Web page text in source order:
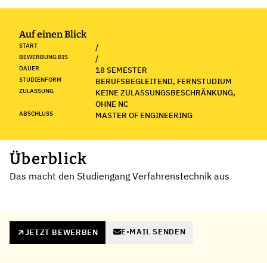
Auf einen Blick
START /
BEWERBUNG BIS /
DAUER 18 SEMESTER
STUDIENFORM BERUFSBEGLEITEND, FERNSTUDIUM
ZULASSUNG
KEINE ZULASSUNGSBESCHRÄNKUNG,
OHNE NC
ABSCHLUSS MASTER OF ENGINEERING
Überblick
Das macht den Studiengang Verfahrenstechnik aus
JETZT BEWERBEN E-MAIL SENDEN